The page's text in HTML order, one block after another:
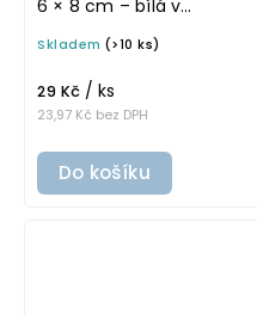
6 × 8 cm – bílá v
omyvatelná samolepka
Skladem (>10 ks)
23,97 Kč bez DPH
29 Kč / ks
Do košíku